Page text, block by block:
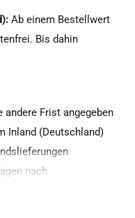
Ab einem Bestellwert
Bis dahin
Frist angegeben
Inland (Deutschland)
nach
Sie, dass an